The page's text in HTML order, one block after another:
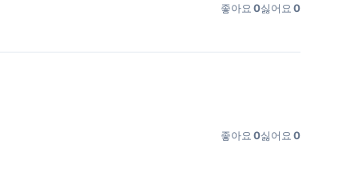
좋아요 0싫어요 0
좋아요0싫어요0